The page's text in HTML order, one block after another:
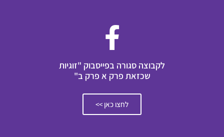
לקבוצה סגורה בפייסבוק "זוגיות
שכזאת פרק א פרק ב"
לחצו כאן >>